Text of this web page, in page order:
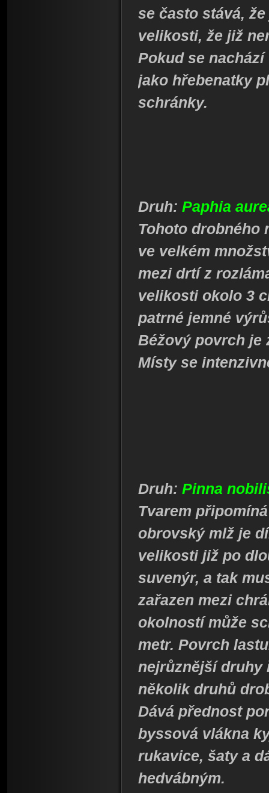
se často stává,
velikosti, že již
Pokud se
jako hřebenatky
schránky.
Druh: Paphia
Tohoto drobného
ve velkém
mezi drtí z
velikosti okolo 3
patrné jemné
Béžový povrch je
Místy se
Druh: Pinna
Tvarem
obrovský mlž je
velikosti již po
suvenýr, a tak
zařazen mezi
okolností může
metr. Povrch
nejrůznější druhy
několik druhů
Dává přednost
byssová vlákna
rukavice, šaty a
hedvábným.